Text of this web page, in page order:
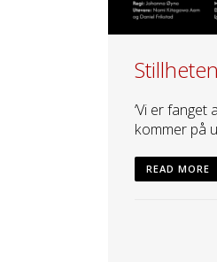
‘Vi er fanget
kommer på
READ MORE